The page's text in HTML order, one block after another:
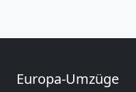
Europa-Umzüge